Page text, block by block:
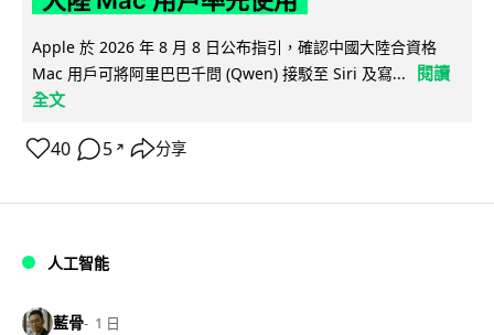
Apple 於 2026 年 8 月 8 日公布指引，確認中國大陸合資格
Mac 用戶可將阿里巴巴千問 (Qwen) 接駁至 Siri 及寫...
閱讀
全文
40 5 ↗ 分享
人工智能
藍骨 1 日